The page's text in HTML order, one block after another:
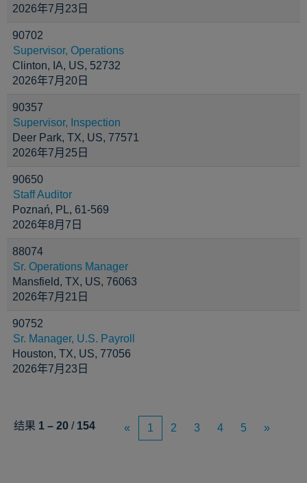
2026年7月23日
90702
Supervisor, Operations
Clinton, IA, US, 52732
2026年7月20日
90357
Supervisor, Inspection
Deer Park, TX, US, 77571
2026年7月25日
90650
Staff Auditor
Poznań, PL, 61-569
2026年8月7日
88074
Sr. Operations Manager
Mansfield, TX, US, 76063
2026年7月21日
90752
Sr. Manager, U.S. Payroll
Houston, TX, US, 77056
2026年7月23日
结果 1 – 20 / 154 « 1 2 3 4 5 »